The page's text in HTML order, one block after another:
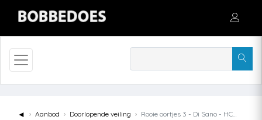
◄ Aanbod Doorlopende veiling Rooie oortjes 3 - Di Sano - HC exemplaar - luxe linnen hc - Boemerang - 1e druk - 1994